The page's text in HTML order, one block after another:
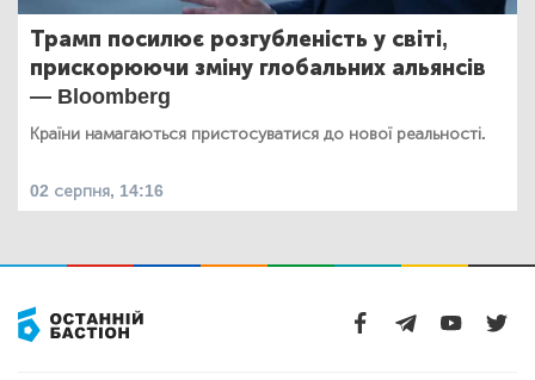
Трамп посилює розгубленість у світі,
прискорюючи зміну глобальних альянсів
— Bloomberg
Країни намагаються пристосуватися до нової реальності.
02 серпня, 14:16